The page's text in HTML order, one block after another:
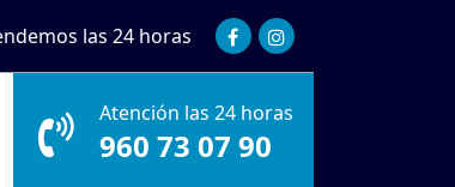
las 24 horas
Atención las 24 horas
960 73 07 90